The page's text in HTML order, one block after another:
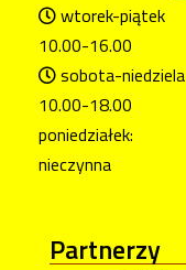
wtorek-piątek
10.00-16.00
sobota-niedziela
10.00-18.00
poniedziałek:
nieczynna
Partnerzy